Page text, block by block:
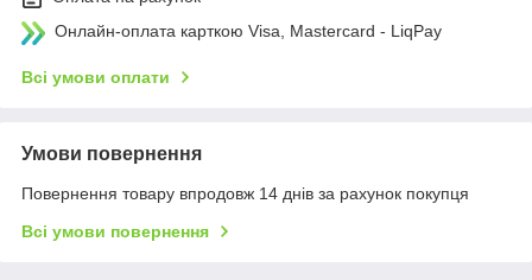
Онлайн-оплата карткою Visa, Mastercard - LiqPay
Всі умови оплати
Умови повернення
Повернення товару впродовж 14 днів за рахунок покупця
Всі умови повернення